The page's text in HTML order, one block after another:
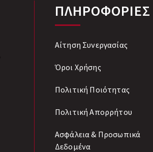
ΠΛΗΡΟΦΟΡΙΕΣ
Αίτηση Συνεργασίας
Όροι Χρήσης
Πολιτική Ποιότητας
Πολιτική Απορρήτου
Ασφάλεια & Προσωπικά
Δεδομένα